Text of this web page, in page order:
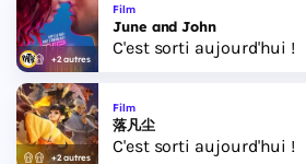
+2 autres
Film
June and John
C'est sorti aujourd'hui !
+2 autres
Film
落凡尘
C'est sorti aujourd'hui !